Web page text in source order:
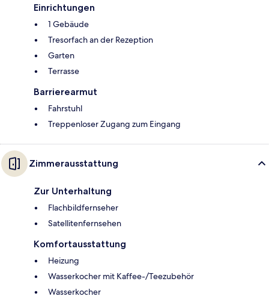
Einrichtungen
1 Gebäude
Tresorfach an der Rezeption
Garten
Terrasse
Barrierearmut
Fahrstuhl
Treppenloser Zugang zum Eingang
Zimmerausstattung
Zur Unterhaltung
Flachbildfernseher
Satellitenfernsehen
Komfortausstattung
Heizung
Wasserkocher mit Kaffee-/Teezubehör
Wasserkocher